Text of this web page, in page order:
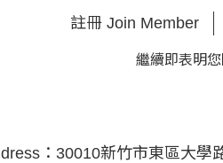
註冊 Join Member
繼續即表明
： 30010新竹市東區大學